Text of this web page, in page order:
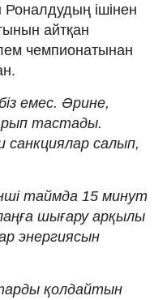
ішінен
айтқан
чемпионатынан
емес. Әрине,
тастады.
санкциялар салып,
таймда 15 минут
шығару арқылы
энергиясын
қолдайтын